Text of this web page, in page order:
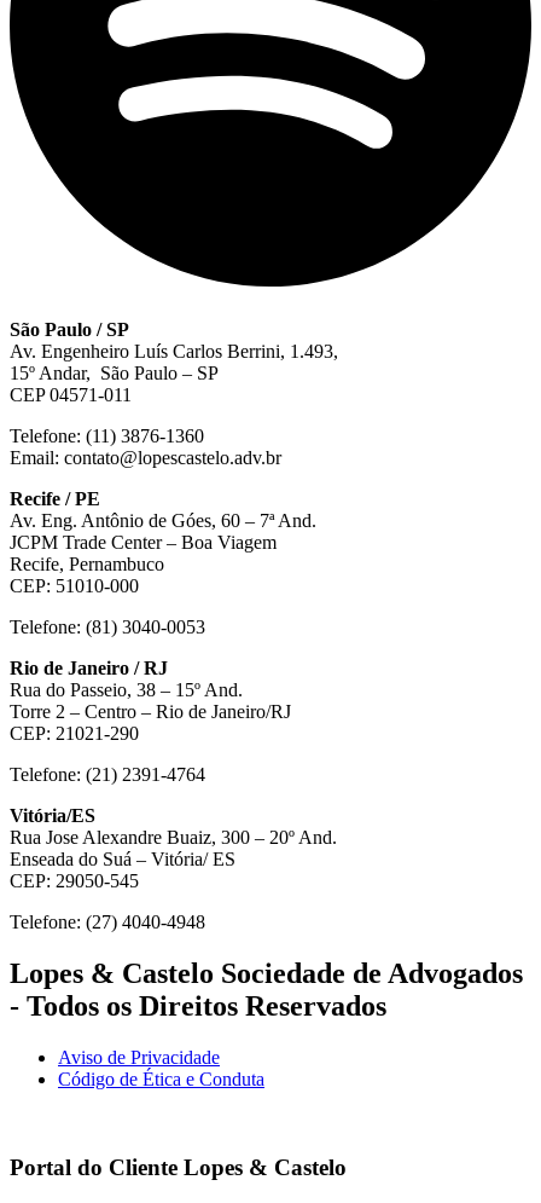
São Paulo / SP
Av. Engenheiro Luís Carlos Berrini, 1.493,
15º Andar, São Paulo – SP
CEP 04571-011
Telefone: (11) 3876-1360
Email: contato@lopescastelo.adv.br
Recife / PE
Av. Eng. Antônio de Góes, 60 – 7ª And.
JCPM Trade Center – Boa Viagem
Recife, Pernambuco
CEP: 51010-000
Telefone: (81) 3040-0053
Rio de Janeiro / RJ
Rua do Passeio, 38 – 15º And.
Torre 2 – Centro – Rio de Janeiro/RJ
CEP: 21021-290
Telefone: (21) 2391-4764
Vitória/ES
Rua Jose Alexandre Buaiz, 300 – 20º And.
Enseada do Suá – Vitória/ ES
CEP: 29050-545
Telefone: (27) 4040-4948
Lopes & Castelo Sociedade de Advogados
- Todos os Direitos Reservados
Aviso de Privacidade
Código de Ética e Conduta
Portal do Cliente Lopes & Castelo